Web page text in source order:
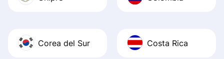
Corea del Sur Costa Rica